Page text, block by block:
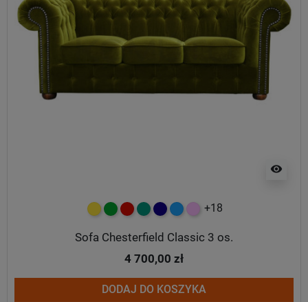
visibility
żółtyzielonyczerwony
turkusowy
granatowy
niebieski
różowy
+18
Sofa Chesterfield Classic 3 os.
4 700,00 zł
DODAJ DO KOSZYKA